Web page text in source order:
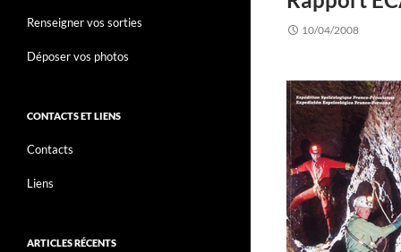
10/04/2008
Renseigner vos sorties
Déposer vos photos
CONTACTS ET LIENS
Contacts
Liens
ARTICLES RÉCENTS